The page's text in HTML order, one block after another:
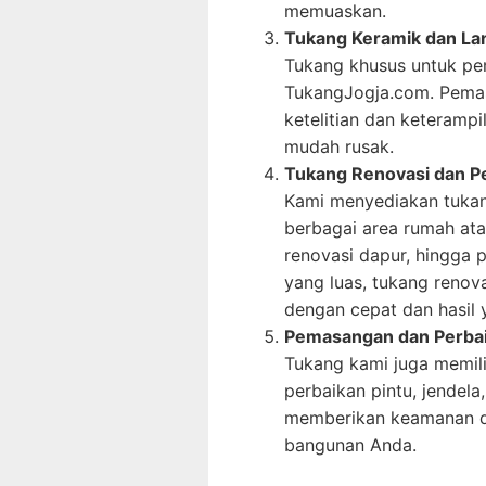
memuaskan.
Tukang Keramik dan
Tukang khusus untuk
TukangJogja.com.
ketelitian dan
mudah rusak.
Tukang Renovasi dan
Kami menyediakan
berbagai area rumah
renovasi dapur, hingga
yang luas, tukang
dengan cepat dan hasil
Pemasangan dan
Tukang kami juga
perbaikan pintu,
memberikan keamanan
bangunan Anda.